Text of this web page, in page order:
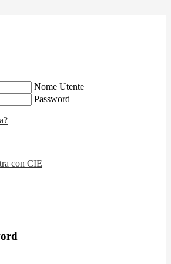
Nome Utente
Password
con CIE